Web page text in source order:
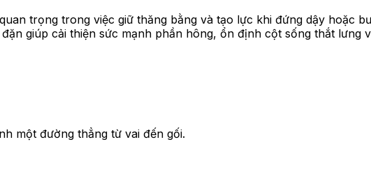
trọng trong việc giữ thăng bằng và tạo lực khi đứng dậy hoặc
giúp cải thiện sức mạnh phần hông, ổn định cột sống thắt lưng
một đường thẳng từ vai đến gối.